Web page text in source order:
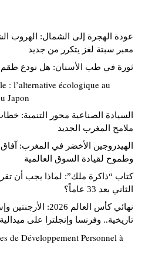
عودة الهجرة إلى الشمال: الهروب
معبر سبتة لغز يتكرر من جديد
ثورة في طب الأسنان: هل نودع طقم
: l’alternative écologique au
Japon
السيادة الصناعية محور التنمية:
ملامح المغرب الجديد
الهيدروجين الأخضر في المغرب: آفاق
وطموح لقيادة السوق العالمية
كتاب “ذاكرة ملك”: لماذا يجب أن
الثاني بعد 33 عاماً؟
نهائي كأس العالم 2026:
تاريخية.. وفرنسا وإنجلترا على ميدالية
de Développement Personnel à